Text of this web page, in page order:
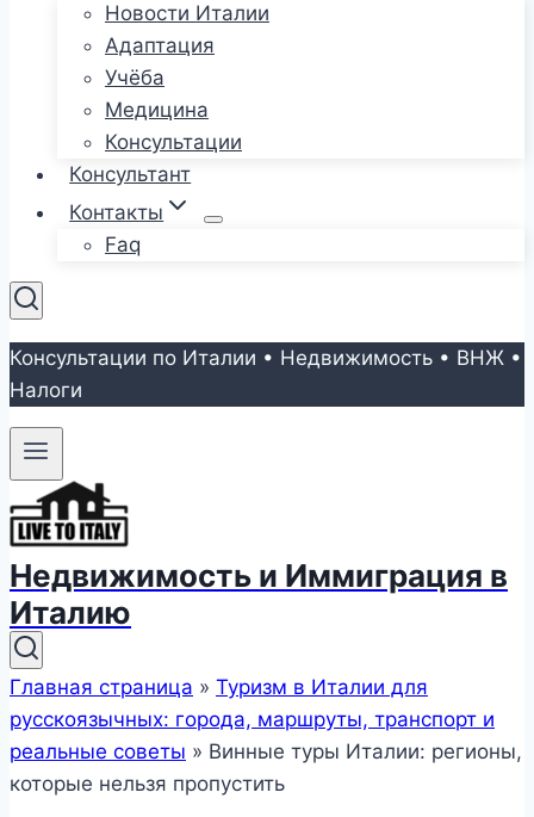
Новости Италии
Адаптация
Учёба
Медицина
Консультации
Консультант
Контакты
Faq
Консультации по Италии • Недвижимость • ВНЖ •
Налоги
Недвижимость и Иммиграция в
Италию
Главная страница » Туризм в Италии для
русскоязычных: города, маршруты, транспорт и
реальные советы » Винные туры Италии: регионы,
которые нельзя пропустить